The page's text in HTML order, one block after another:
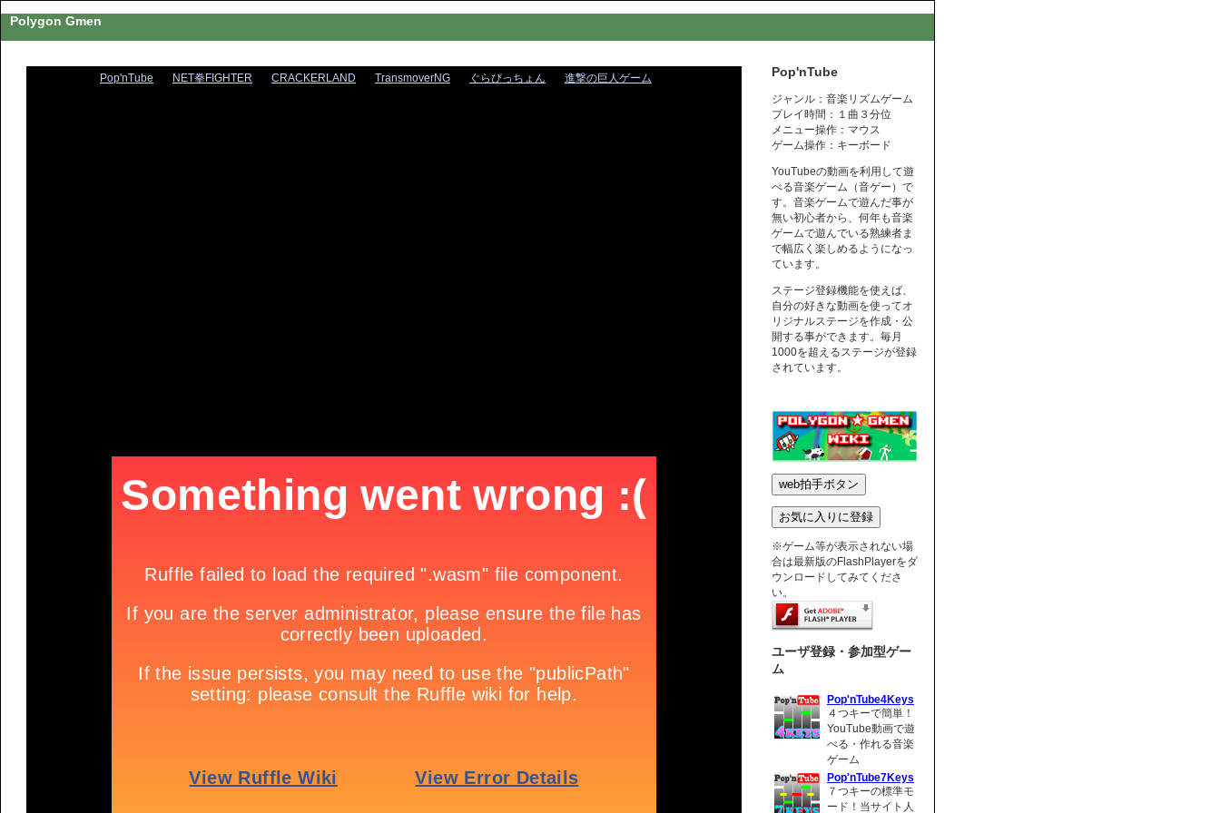
Polygon Gmen
Pop'nTube NET拳FIGHTER CRACKERLAND TransmoverNG ぐらびっちょん 進撃の巨人ゲーム Pop'nTube
ジャンル：音楽リズムゲーム
プレイ時間：１曲３分位
メニュー操作：マウス
ゲーム操作：キーボード
YouTubeの動画を利用して遊
べる音楽ゲーム（音ゲー）で
す。音楽ゲームで遊んだ事が
無い初心者から、何年も音楽
ゲームで遊んでいる熟練者ま
で幅広く楽しめるようになっ
ています。
ステージ登録機能を使えば、
自分の好きな動画を使ってオ
リジナルステージを作成・公
開する事ができます。毎月
1000を超えるステージが登録
されています。
※ゲーム等が表示されない場
合は最新版のFlashPlayerをダ
ウンロードしてみてくださ
い。
ユーザ登録・参加型ゲー
ム
Pop'nTube4Keys
４つキーで簡単！
YouTube動画で遊
べる・作れる音楽
ゲーム
Pop'nTube7Keys
７つキーの標準モ
ード！当サイト人